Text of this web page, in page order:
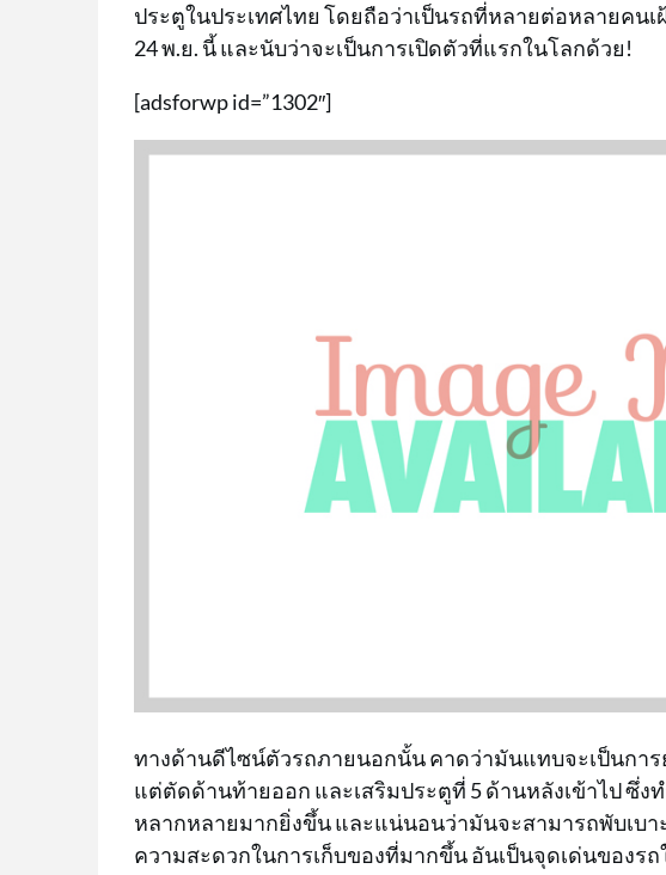
ประตูในประเทศไทย โดยถือว่าเป็นรถที่หลายต่อหลายคน
24 พ.ย. นี้ และนับว่าจะเป็นการเปิดตัวที่แรกในโลกด้วย!
[adsforwp id=”1302″]
ทางด้านดีไซน์ตัวรถภายนอกนั้น คาดว่ามันแทบจะเป็นการ
แต่ตัดด้านท้ายออก และเสริมประตูที่ 5 ด้านหลังเข้าไป ซึ่
หลากหลายมากยิ่งขึ้น และแน่นอนว่ามันจะสามารถพับเบา
ความสะดวกในการเก็บของที่มากขึ้น อันเป็นจุดเด่นของรถ